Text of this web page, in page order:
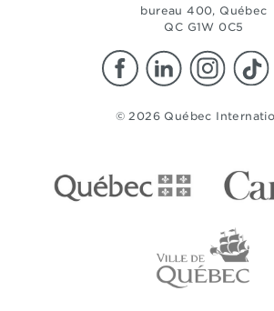
bureau 400, Québec
QC G1W 0C5
© 2026 Québec